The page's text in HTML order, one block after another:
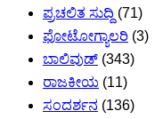
ಪ್ರಚಲಿತ ಸುದ್ದಿ (71)
ಫೋಟೋಗ್ಯಾಲರಿ (3)
ಬಾಲಿವುಡ್ (343)
ರಾಜಕೀಯ (11)
ಸಂದರ್ಶನ (136)